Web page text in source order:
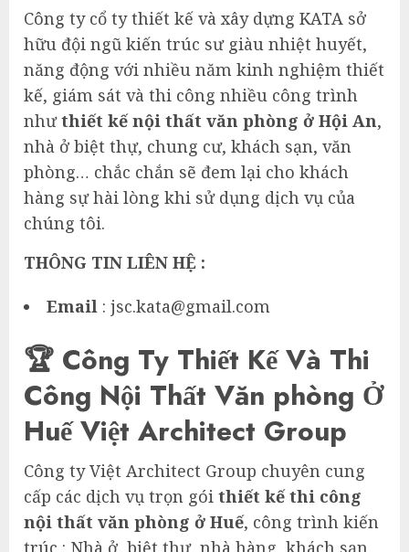
Công ty cổ ty thiết kế và xây dựng KATA sở
hữu đội ngũ kiến trúc sư giàu nhiệt huyết,
năng động với nhiều năm kinh nghiệm thiết
kế, giám sát và thi công nhiều công trình
nhưthiết kế nội thất văn phòng ở Hội An,
nhà ở biệt thự, chung cư, khách sạn, văn
phòng… chắc chắn sẽ đem lại cho khách
hàng sự hài lòng khi sử dụng dịch vụ của
chúng tôi.
THÔNG TIN LIÊN HỆ :
Email : jsc.kata@gmail.com
🏆 Công Ty Thiết Kế Và Thi
Công Nội Thất Văn phòng Ở
Huế Việt Architect Group
Công ty Việt Architect Group chuyên cung
cấp các dịch vụ trọn gói thiết kế thi công
nội thất văn phòng ở Huế, công trình kiến
trúc : Nhà ở, biệt thự, nhà hàng, khách sạn,